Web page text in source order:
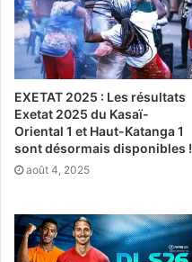
EXETAT 2025 : Les résultats
Exetat 2025 du Kasaï-
Oriental 1 et Haut-Katanga 1
sont désormais disponibles !
août 4, 2025